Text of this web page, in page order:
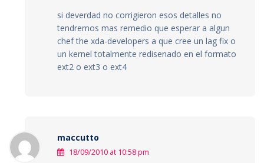
si deverdad no corrigieron esos detalles no
tendremos mas remedio que esperar a algun
chef the xda-developers a que cree un lag fix o
un kernel totalmente redisenado en el formato
ext2 o ext3 o ext4
maccutto
18/09/2010 at 10:58 pm